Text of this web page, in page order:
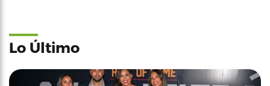
Lo Último